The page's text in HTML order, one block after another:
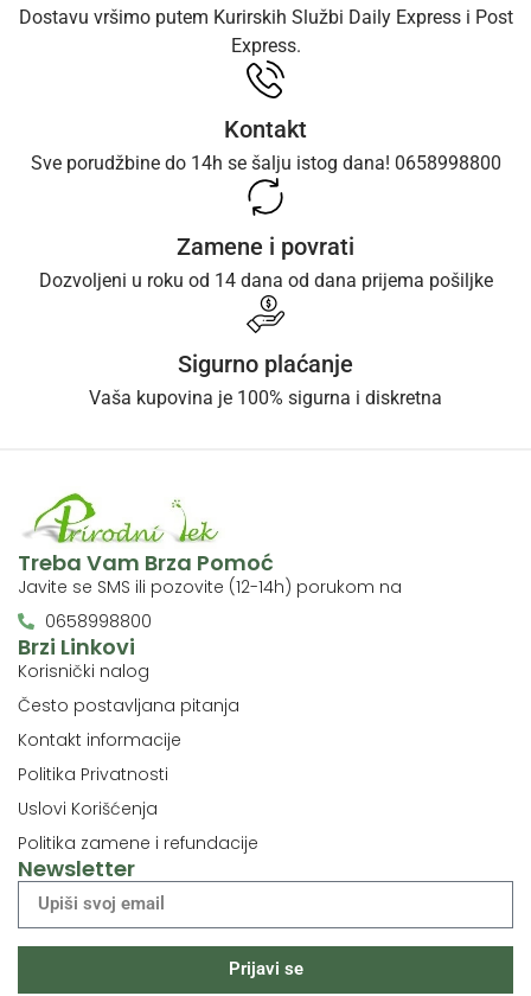
Dostavu vršimo putem Kurirskih Službi Daily Express i Post
Express.
Kontakt
Sve porudžbine do 14h se šalju istog dana! 0658998800
Zamene i povrati
Dozvoljeni u roku od 14 dana od dana prijema pošiljke
Sigurno plaćanje
Vaša kupovina je 100% sigurna i diskretna
Brzi Linkovi
Korisnički nalog
Često postavljana pitanja
Kontakt informacije
Politika Privatnosti
Uslovi Korišćenja
Politika zamene i refundacije
Treba Vam Brza Pomoć
Javite se SMS ili pozovite (12-14h) porukom na
0658998800
Newsletter
Prijavi se